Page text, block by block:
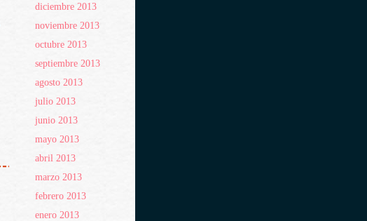
diciembre 2013
noviembre 2013
octubre 2013
septiembre 2013
agosto 2013
julio 2013
junio 2013
mayo 2013
abril 2013
marzo 2013
febrero 2013
enero 2013